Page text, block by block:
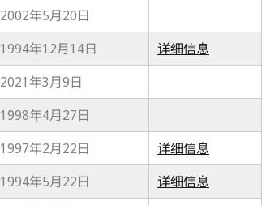
2002年5月20日
1994年12月14日
详细信息
2021年3月9日
1998年4月27日
1997年2月22日
详细信息
1994年5月22日
详细信息